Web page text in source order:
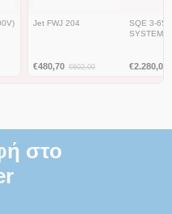
Jet FWJ 204
€480,70 €602,00
SQE 3-65
SYSTEM
€2.280,00
στο